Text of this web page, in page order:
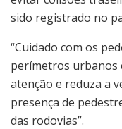
sido registrado no
“Cuidado com os
perímetros urbanos
atenção e reduza a
presença de
das rodovias”.